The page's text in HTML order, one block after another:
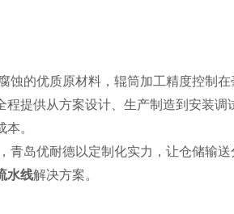
的优质原材料，辊筒加工精度控制在
提供从方案设计、生产制造到安装调
。
岛优耐德以定制化实力，让仓储输送
水线解决方案。